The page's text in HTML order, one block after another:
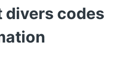
divers codes